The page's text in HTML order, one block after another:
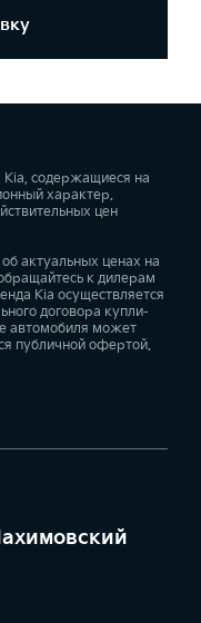
содержащиеся на
характер.
цен
актуальных ценах на
к дилерам
Kia осуществляется
договора купли-
автомобиля может
публичной офертой.